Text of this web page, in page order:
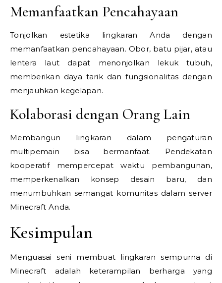
Memanfaatkan Pencahayaan
Tonjolkan estetika lingkaran Anda dengan
memanfaatkan pencahayaan. Obor, batu pijar, atau
lentera laut dapat menonjolkan lekuk tubuh,
memberikan daya tarik dan fungsionalitas dengan
menjauhkan kegelapan.
Kolaborasi dengan Orang Lain
Membangun lingkaran dalam pengaturan
multipemain bisa bermanfaat. Pendekatan
kooperatif mempercepat waktu pembangunan,
memperkenalkan konsep desain baru, dan
menumbuhkan semangat komunitas dalam server
Minecraft Anda.
Kesimpulan
Menguasai seni membuat lingkaran sempurna di
Minecraft adalah keterampilan berharga yang